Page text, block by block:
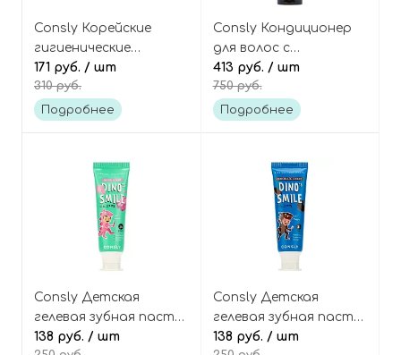
Consly Корейские
гигиенические
прокладки
классические 4 капли,
12 шт, Oh! My pads in
171 руб. / шт
310 руб.
Подробнее
Consly Кондиционер
для волос с
грейпфрутом и
имбирём Grapefruit +
Ginger Conditioner
413 руб. / шт
750 руб.
Подробнее
Consly Детская
гелевая зубная паста
со вкусом жвачки
138 руб. / шт
Consly Детская
гелевая зубная паста
со вкусом печенья
138 руб. / шт